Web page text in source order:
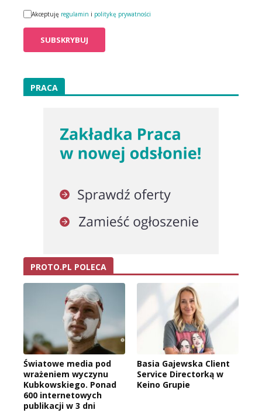
Akceptuję regulamin i politykę prywatności
PRACA
PROTO.PL POLECA
Światowe media pod
wrażeniem wyczynu
Kubkowskiego. Ponad
600 internetowych
publikacji w 3 dni
Basia Gajewska Client
Service Directorką w
Keino Grupie